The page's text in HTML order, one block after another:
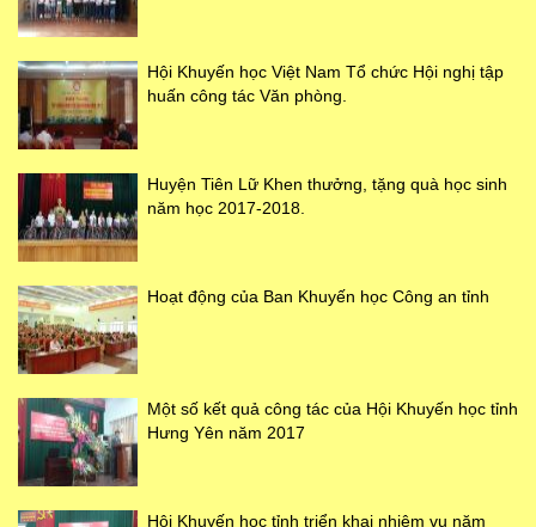
Hội Khuyến học Việt Nam Tổ chức Hội nghị tập
huấn công tác Văn phòng.
Huyện Tiên Lữ Khen thưởng, tặng quà học sinh
năm học 2017-2018.
Hoạt động của Ban Khuyến học Công an tỉnh
Một số kết quả công tác của Hội Khuyến học tỉnh
Hưng Yên năm 2017
Hội Khuyến học tỉnh triển khai nhiệm vụ năm